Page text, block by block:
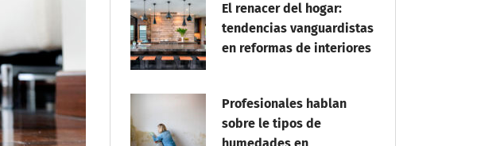
El renacer del hogar:
tendencias vanguardistas
en reformas de interiores
Profesionales hablan
sobre le tipos de